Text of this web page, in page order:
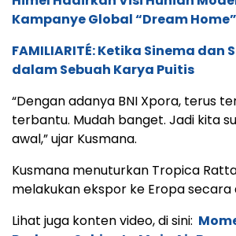
Kampanye Global “Dream Home”
FAMILIARITÉ: Ketika Sinema dan
dalam Sebuah Karya Puitis
“Dengan adanya BNI Xpora, terus
terbantu. Mudah banget. Jadi kita
awal,” ujar Kusmana.
Kusmana menuturkan Tropica
melakukan ekspor ke Eropa secara
Lihat juga konten video, di sini: